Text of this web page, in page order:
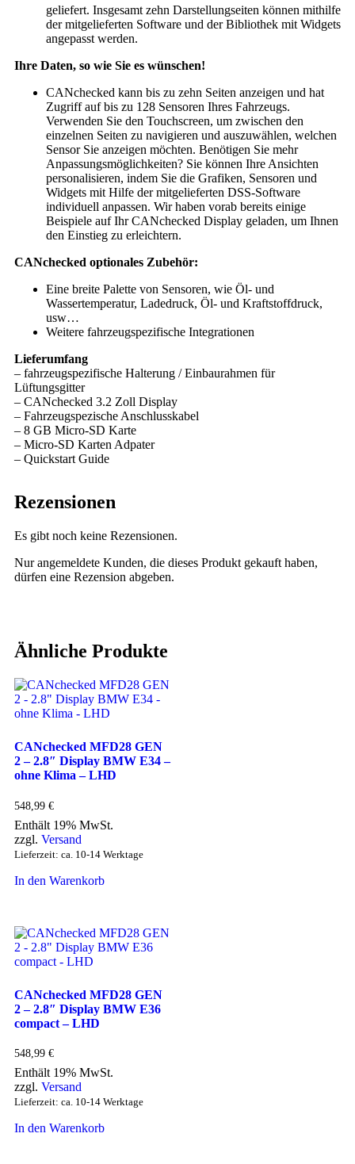
geliefert. Insgesamt zehn Darstellungseiten können mithilfe
der mitgelieferten Software und der Bibliothek mit Widgets
angepasst werden.
Ihre Daten, so wie Sie es wünschen!
CANchecked kann bis zu zehn Seiten anzeigen und hat
Zugriff auf bis zu 128 Sensoren Ihres Fahrzeugs.
Verwenden Sie den Touchscreen, um zwischen den
einzelnen Seiten zu navigieren und auszuwählen, welchen
Sensor Sie anzeigen möchten. Benötigen Sie mehr
Anpassungsmöglichkeiten? Sie können Ihre Ansichten
personalisieren, indem Sie die Grafiken, Sensoren und
Widgets mit Hilfe der mitgelieferten DSS-Software
individuell anpassen. Wir haben vorab bereits einige
Beispiele auf Ihr CANchecked Display geladen, um Ihnen
den Einstieg zu erleichtern.
CANchecked optionales Zubehör:
Eine breite Palette von Sensoren, wie Öl- und
Wassertemperatur, Ladedruck, Öl- und Kraftstoffdruck,
usw…
Weitere fahrzeugspezifische Integrationen
Lieferumfang
– fahrzeugspezifische Halterung / Einbaurahmen für
Lüftungsgitter
– CANchecked 3.2 Zoll Display
– Fahrzeugspezische Anschlusskabel
– 8 GB Micro-SD Karte
– Micro-SD Karten Adpater
– Quickstart Guide
Rezensionen
Es gibt noch keine Rezensionen.
Nur angemeldete Kunden, die dieses Produkt gekauft haben,
dürfen eine Rezension abgeben.
Ähnliche Produkte
CANchecked MFD28 GEN
2 – 2.8″ Display BMW E34 –
ohne Klima – LHD
548,99 €
Enthält 19% MwSt.
zzgl. Versand
Lieferzeit: ca. 10-14 Werktage
In den Warenkorb
CANchecked MFD28 GEN
2 – 2.8″ Display BMW E36
compact – LHD
548,99 €
Enthält 19% MwSt.
zzgl. Versand
Lieferzeit: ca. 10-14 Werktage
In den Warenkorb